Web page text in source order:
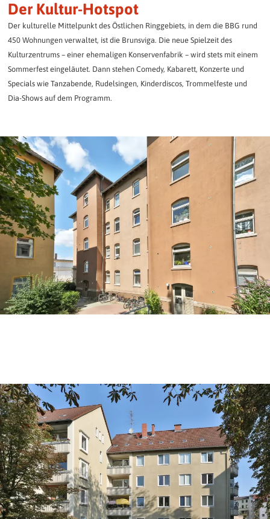
Der Kultur-Hotspot
Der kulturelle Mittelpunkt des Östlichen Ringgebiets, in dem die BBG rund
450 Wohnungen verwaltet, ist die Brunsviga. Die neue Spielzeit des
Kulturzentrums – einer ehemaligen Konservenfabrik – wird stets mit einem
Sommerfest eingeläutet. Dann stehen Comedy, Kabarett, Konzerte und
Specials wie Tanzabende, Rudelsingen, Kinderdiscos, Trommelfeste und
Dia-Shows auf dem Programm.